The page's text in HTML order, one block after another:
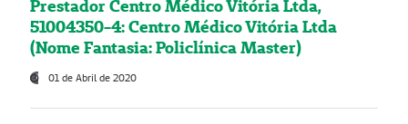
Prestador Centro Médico Vitória Ltda,
51004350-4: Centro Médico Vitória Ltda
(Nome Fantasia: Policlínica Master)
01 de Abril de 2020